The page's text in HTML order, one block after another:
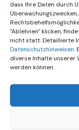
dass Ihre Daten durch
"Ablehnen" klicken,
nicht statt. Detaillierte
Datenschutzhinweisen.
diverse Inhalte unserer
werden können.